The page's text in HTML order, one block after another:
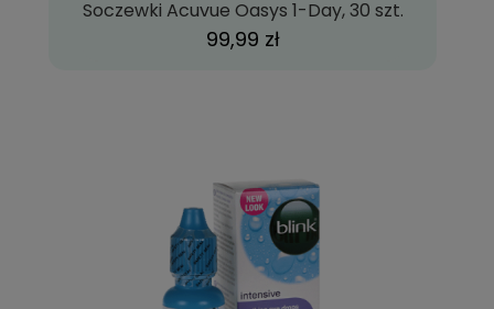
Soczewki Acuvue Oasys 1-Day, 30 szt.
99,99 zł